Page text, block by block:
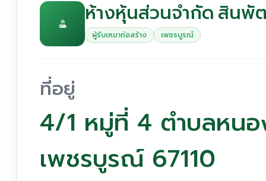
ห้างหุ้นส่วนจำกัด สิน
ผู้รับเหมาก่อสร้าง เพชรบูรณ์
ที่อยู่
4/1 หมู่ที่ 4 ตำบลหนอ
เพชรบูรณ์ 67110